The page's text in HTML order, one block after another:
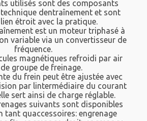
utilisés sont des composants
dentraînement et sont
étroit avec la pratique.
est un moteur triphasé à
variable via un convertisseur de
fréquence.
magnétiques refroidi par air
groupe de freinage.
du frein peut être ajustée avec
par lintermédiaire du courant
sert ainsi de charge réglable.
suivants sont disponibles
tant quaccessoires: engrenage